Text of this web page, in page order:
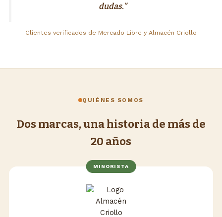
dudas.”
Clientes verificados de Mercado Libre y Almacén Criollo
QUIÉNES SOMOS
Dos marcas, una historia de más de
20 años
MINORISTA